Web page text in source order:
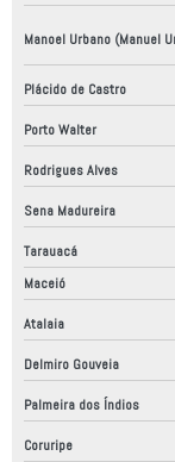
Manoel Urbano (Manuel
Plácido de Castro
Porto Walter
Rodrigues Alves
Sena Madureira
Tarauacá
Maceió
Atalaia
Delmiro Gouveia
Palmeira dos Índios
Coruripe